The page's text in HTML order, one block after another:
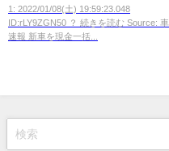
い
1: 2022/01/08(土) 19:59:23.048
ID:rLY9ZGN50 ？ 続きを読む Source: 車
速報 新車を現金一括...